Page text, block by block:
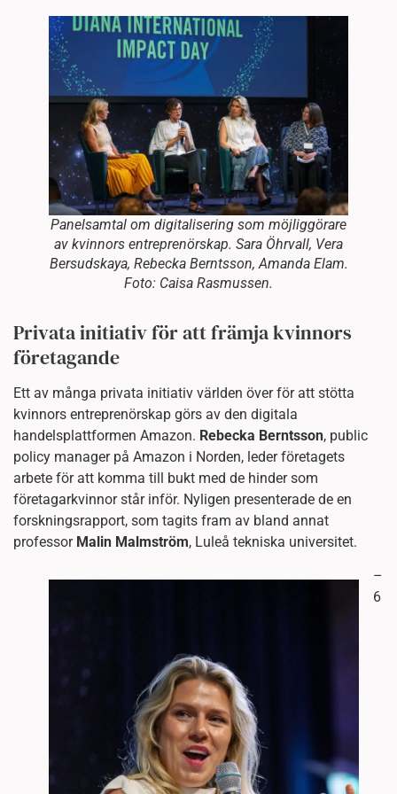
Panelsamtal om digitalisering som möjliggörare
av kvinnors entreprenörskap. Sara Öhrvall, Vera
Bersudskaya, Rebecka Berntsson, Amanda Elam.
Foto: Caisa Rasmussen.
Privata initiativ för att främja kvinnors
företagande
Ett av många privata initiativ världen över för att stötta
kvinnors entreprenörskap görs av den digitala
handelsplattformen Amazon. Rebecka Berntsson, public
policy manager på Amazon i Norden, leder företagets
arbete för att komma till bukt med de hinder som
företagarkvinnor står inför. Nyligen presenterade de en
forskningsrapport, som tagits fram av bland annat
professor Malin Malmström, Luleå tekniska universitet.
–
6